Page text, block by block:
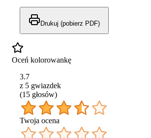
Drukuj (pobierz PDF)
Oceń kolorowankę
3.7
z 5 gwiazdek
(15 głosów)
Twoja ocena